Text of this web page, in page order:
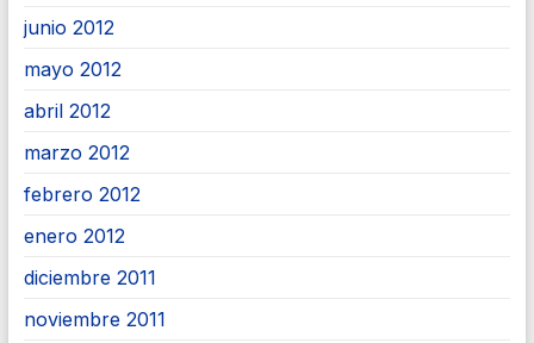
junio 2012
mayo 2012
abril 2012
marzo 2012
febrero 2012
enero 2012
diciembre 2011
noviembre 2011